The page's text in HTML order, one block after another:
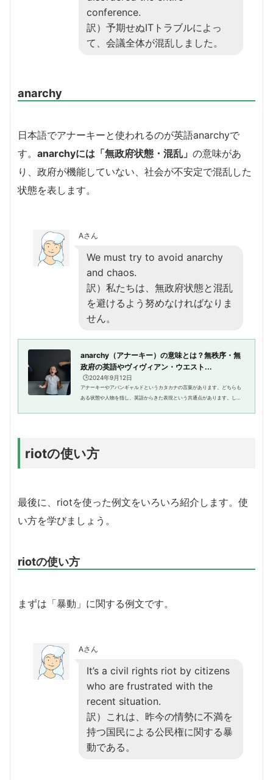
conference.
訳）予期せぬITトラブルによっ
て、会議全体が混乱しました。
anarchy
日本語でアナーキーと使われるのが英語anarchyで
す。 anarchyには「無政府状態・混乱」 の意味があ
り、政府が機能していない、社会が不安定で混乱した
状態を表します。
Aさん
We must try to avoid anarchy
and chaos.
訳）私たちは、無政府状態と混乱
を避けるよう努めなければなりま
せん。
anarchy（アナーキー）の意味とは？無秩序・無
政府の英語やヴィヴィアン・ウエスト...
🕒️2024年9月12日
アナーキーやアバンギャルドというカタカナの言葉があります。どちらも
ある状態や人物を指し、英語からきた表現という共通点があります。しか
riotの使い方
最後に、riotを使った例文をいろいろ紹介します。使
い方を学びましょう。
riotの使い方
まずは「暴動」に関する例文です。
Aさん
It’s a civil rights riot by citizens
who are frustrated with the
recent situation.
訳）これは、昨今の情勢に不満を
持つ国民による公民権に関する暴
動である。